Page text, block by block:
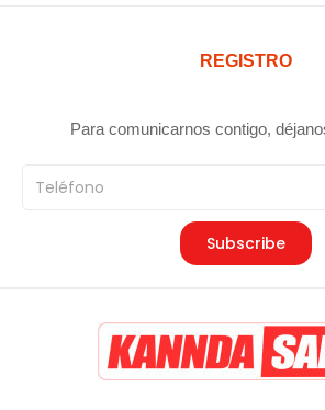
REGISTRO
Para comunicarnos contigo,
Teléfono
Subscribe